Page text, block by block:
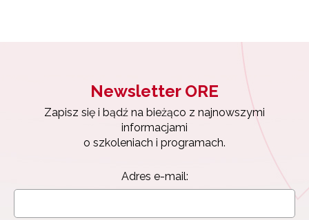
Newsletter ORE
Zapisz się i bądź na bieżąco z najnowszymi
informacjami
o szkoleniach i programach.
Adres e-mail: